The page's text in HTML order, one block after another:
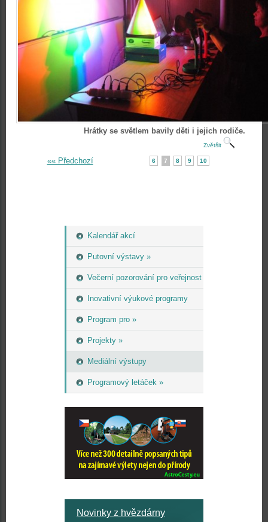
Kalendář akcí
Putovní výstavy »
Večerní pozorování pro veřejnost
Inovativní výukové programy
Program pro »
Projekty »
Mediální výstupy
Programový letáček »
Novinky z hvězdárny
Hrátky se světlem bavily děti i jejich rodiče.
Zvětšit
«« Předchozí 6 7 8 9 10